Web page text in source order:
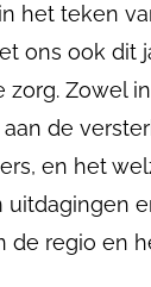
het teken
ons ook
Zowel
de
en het
uitdagingen
de regio en